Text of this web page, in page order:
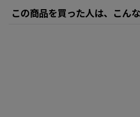
この商品を買った人は、こん